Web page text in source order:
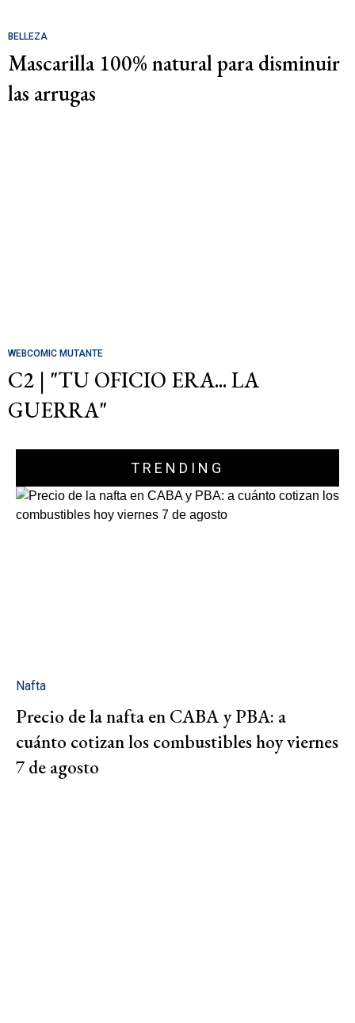
BELLEZA
Mascarilla 100% natural para disminuir
las arrugas
WEBCOMIC MUTANTE
C2 | "TU OFICIO ERA... LA
GUERRA"
TRENDING
Nafta
Precio de la nafta en CABA y PBA: a
cuánto cotizan los combustibles hoy viernes
7 de agosto